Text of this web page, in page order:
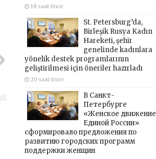
18 saat önce
St. Petersburg’da,
Birleşik Rusya Kadın
Hareketi, şehir
genelinde kadınlara
yönelik destek programlarının
geliştirilmesi için öneriler hazırladı
20 saat önce
В Санкт-
Петербурге
«Женское движение
Единой России»
сформировало предложения по
развитию городских программ
поддержки женщин